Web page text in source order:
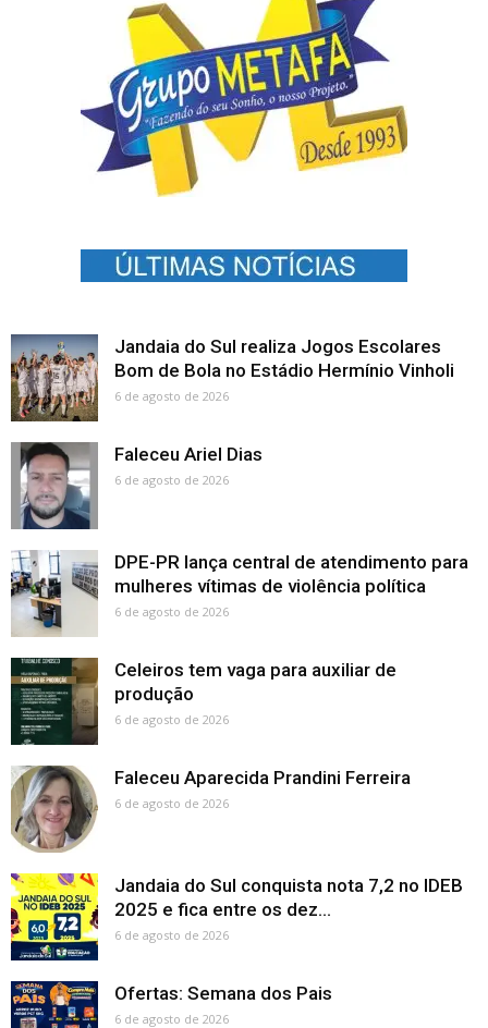
Jandaia do Sul realiza Jogos Escolares
Bom de Bola no Estádio Hermínio Vinholi
6 de agosto de 2026
Faleceu Ariel Dias
6 de agosto de 2026
DPE-PR lança central de atendimento para
mulheres vítimas de violência política
6 de agosto de 2026
Celeiros tem vaga para auxiliar de
produção
6 de agosto de 2026
Faleceu Aparecida Prandini Ferreira
6 de agosto de 2026
Jandaia do Sul conquista nota 7,2 no IDEB
2025 e fica entre os dez...
6 de agosto de 2026
Ofertas: Semana dos Pais
6 de agosto de 2026